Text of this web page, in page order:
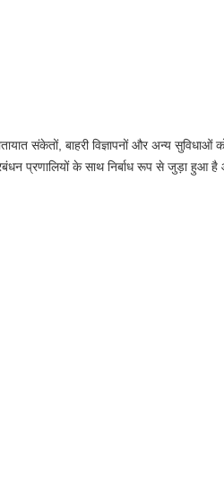
संकेतों, बाहरी विज्ञापनों और अन्य सुविधाओं
प्रणालियों के साथ निर्बाध रूप से जुड़ा हुआ